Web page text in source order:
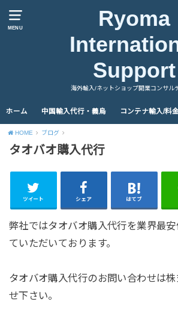
MENU
Ryoma
Support
海外輸入/ネットショップ開業コンサル
ホーム 中国輸入代行・義烏 コンテナ輸入/料
HOME ブログ
タオバオ購入代行
ツイート シェア はてブ
弊社ではタオバオ購入代行を業界最
ていただいております。
タオバオ購入代行のお問い合わせは
せ下さい。